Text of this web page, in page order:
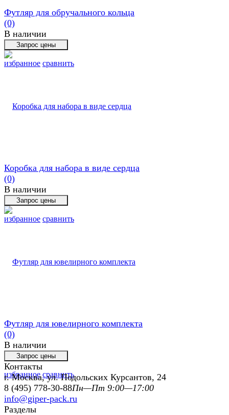
избранное сравнить
Футляр для обручального кольца
(0)
В наличии
избранное сравнить
Коробка для набора в виде сердца
(0)
В наличии
избранное сравнить
Футляр для ювелирного комплекта
(0)
В наличии
Контакты
г. Москва, ул. Подольских Курсантов, 24
8 (495) 778-30-88Пн—Пт 9:00—17:00
info@giper-pack.ru
Разделы